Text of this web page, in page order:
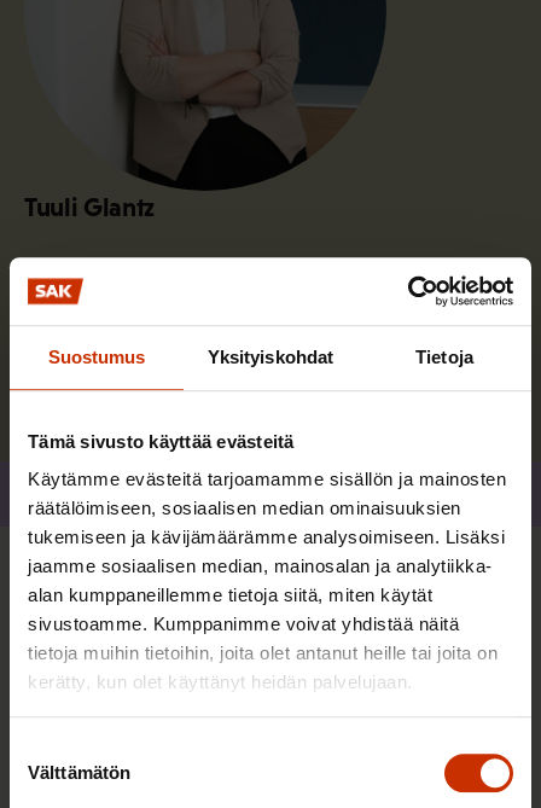
Suostumus Yksityiskohdat Tietoja
Tämä sivusto käyttää evästeitä
Käytämme evästeitä tarjoamamme sisällön ja mainosten
räätälöimiseen, sosiaalisen median ominaisuuksien
tukemiseen ja kävijämäärämme analysoimiseen. Lisäksi
jaamme sosiaalisen median, mainosalan ja analytiikka-
alan kumppaneillemme tietoja siitä, miten käytät
sivustoamme. Kumppanimme voivat yhdistää näitä
tietoja muihin tietoihin, joita olet antanut heille tai joita on
kerätty, kun olet käyttänyt heidän palvelujaan.
valinta
Välttämätön
Tuuli Glantz
Vastaan SAK:ssa erityisesti perhepolitiikkaan ja
sairausvakuutukseen liittyvästä valmistelusta.
Lisää kirjoittajalta
SOSIAALITURVA